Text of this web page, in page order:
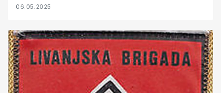
06.05.2025